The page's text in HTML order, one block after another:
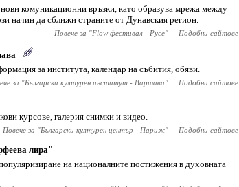
комуникационни връзки, като образува мрежа между
начин да сближи страните от Дунавския регион.
Повече за "Flow фестивал - Русе" Подобни сайтове
за института, календар на събития, обяви.
за "Български културен институт - Варшава" Подобни сайтове
курсове, галерия снимки и видео.
Повече за "Български културен център - Париж" Подобни сайтове
лира"
на националните постижения в духовната